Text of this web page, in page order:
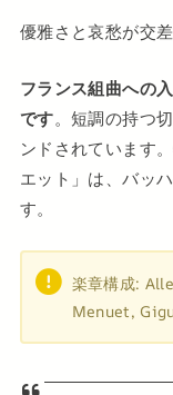
優雅さと哀愁が交
フランス組曲への
です。短調の持つ
ンドされています
エット」は、バッ
す。
楽章構成:
Menuet,